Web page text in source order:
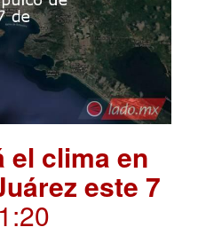
el clima en
este 7